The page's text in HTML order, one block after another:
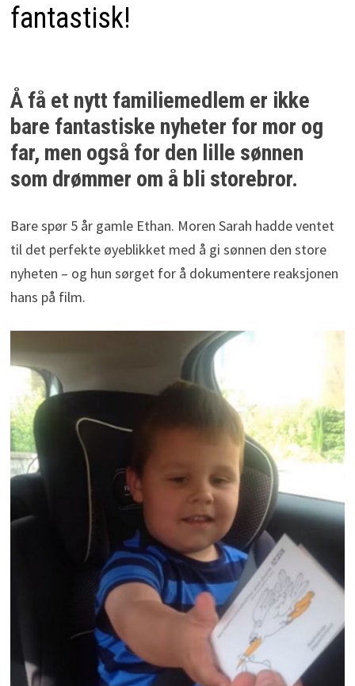
fantastisk!
Å få et nytt familiemedlem er ikke
bare fantastiske nyheter for mor og
far, men også for den lille sønnen
som drømmer om å bli storebror.
Bare spør 5 år gamle Ethan. Moren Sarah hadde ventet
til det perfekte øyeblikket med å gi sønnen den store
nyheten – og hun sørget for å dokumentere reaksjonen
hans på film.